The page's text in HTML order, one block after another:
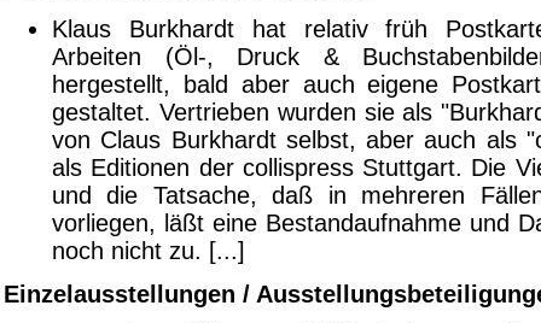
Klaus Burkhardt hat relativ früh
Arbeiten (Öl-, Druck &
hergestellt, bald aber auch eigene
gestaltet. Vertrieben wurden sie als
von Claus Burkhardt selbst, aber auch als
als Editionen der collispress Stuttgart. Die
und die Tatsache, daß in mehreren
vorliegen, läßt eine Bestandaufnahme und
noch nicht zu. [...]
Einzelausstellungen /